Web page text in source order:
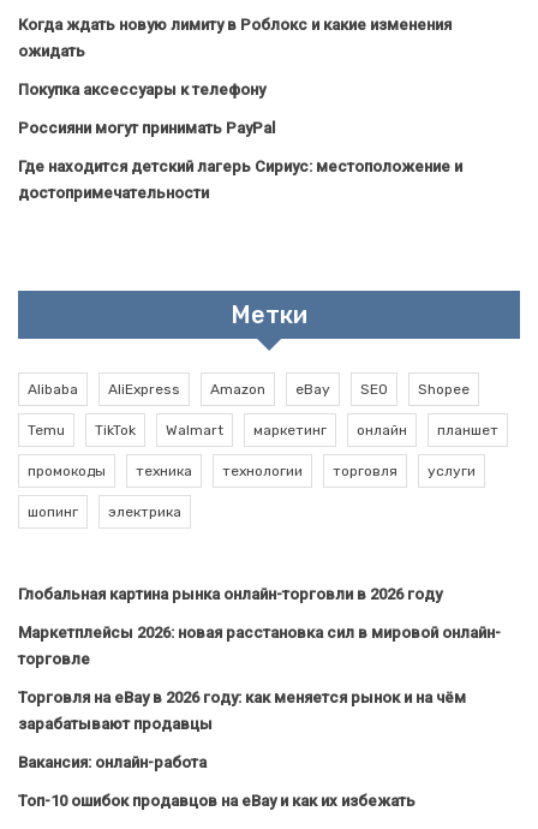
Когда ждать новую лимиту в Роблокс и какие изменения
ожидать
Покупка аксессуары к телефону
Россияни могут принимать PayPal
Где находится детский лагерь Сириус: местоположение и
достопримечательности
Метки
Alibaba AliExpress Amazon eBay SEO Shopee
Temu TikTok Walmart маркетинг онлайн планшет
промокоды техника технологии торговля услуги
шопинг электрика
Глобальная картина рынка онлайн-торговли в 2026 году
Маркетплейсы 2026: новая расстановка сил в мировой онлайн-
торговле
Торговля на eBay в 2026 году: как меняется рынок и на чём
зарабатывают продавцы
Вакансия: онлайн-работа
Топ-10 ошибок продавцов на eBay и как их избежать